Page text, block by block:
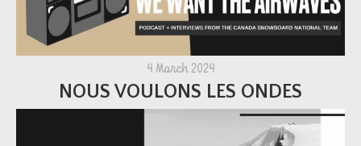
4 March 2024
NOUS VOULONS LES ONDES